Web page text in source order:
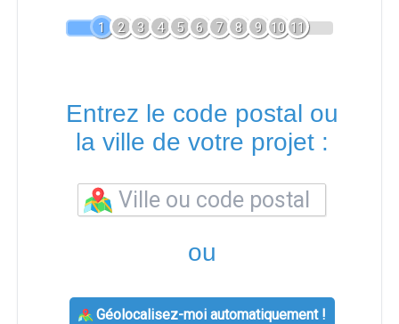
1 2 3 4 5 6 7 8 9 10 11
Entrez le code postal ou
la ville de votre projet :
ou
Géolocalisez-moi automatiquement !